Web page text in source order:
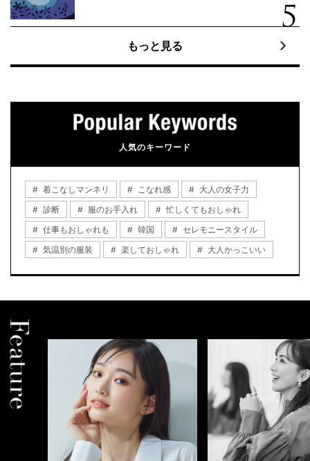
もっと見る
人気のキーワード
着こなしマンネリ こなれ感
大人の女子力
診断
服のお手入れ
忙しくてもおしゃれ
仕事もおしゃれも
韓国
セレモニースタイル
気温別の服装
楽しておしゃれ 大人かっこいい